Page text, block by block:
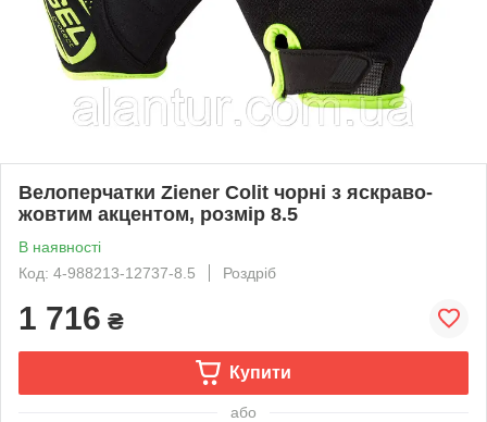
Велоперчатки Ziener Colit чорні з яскраво-
жовтим акцентом, розмір 8.5
В наявності
Код: 4-988213-12737-8.5
Роздріб
1 716 ₴
Купити
або